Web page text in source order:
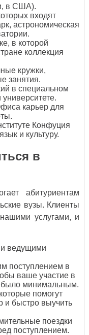
в США).
входят
астрономическая
в которой
коллекция
кружки,
занятия.
в специальном
карьер для
Конфуция
и культуру.
в
абитуриентам
вузы. Клиенты
услугами, и
ведущими
поступлением в
ваше участие в
было минимальным.
помогут
и быстро выучить
поездки
поступлением.